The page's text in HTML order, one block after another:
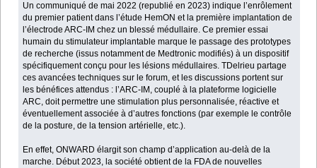
Un communiqué de mai 2022 (republié en 2023) indique l’enrôlement
du premier patient dans l’étude HemON et la première implantation de
l’électrode ARC-IM chez un blessé médullaire. Ce premier essai
humain du stimulateur implantable marque le passage des prototypes
de recherche (issus notamment de Medtronic modifiés) à un dispositif
spécifiquement conçu pour les lésions médullaires. TDelrieu partage
ces avancées techniques sur le forum, et les discussions portent sur
les bénéfices attendus : l’ARC-IM, couplé à la plateforme logicielle
ARC, doit permettre une stimulation plus personnalisée, réactive et
éventuellement associée à d’autres fonctions (par exemple le contrôle
de la posture, de la tension artérielle, etc.).
En effet, ONWARD élargit son champ d’application au-delà de la
marche. Début 2023, la société obtient de la FDA de nouvelles